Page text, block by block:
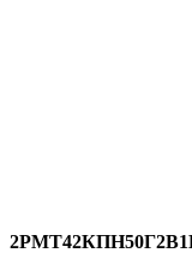
2РМТ42КПН50Г2В1В